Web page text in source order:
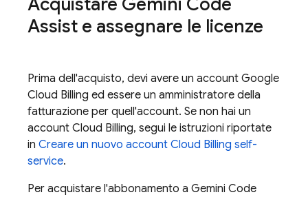
Assist e assegnare le licenze
Prima dell'acquisto, devi avere un account Google
Cloud Billing ed essere un amministratore della
fatturazione per quell'account. Se non hai un
account Cloud Billing, segui le istruzioni riportate
in Creare un nuovo account Cloud Billing self-
service.
Per acquistare l'abbonamento a Gemini Code